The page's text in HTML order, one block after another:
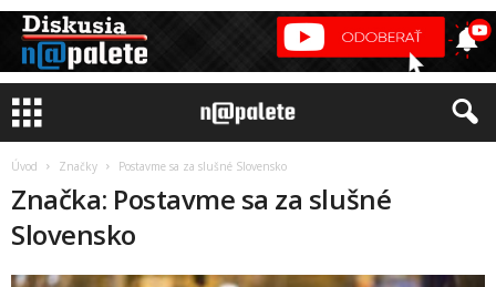
Úvod Značky Postavme sa za slušné Slovensko
Značka: Postavme sa za slušné
Slovensko